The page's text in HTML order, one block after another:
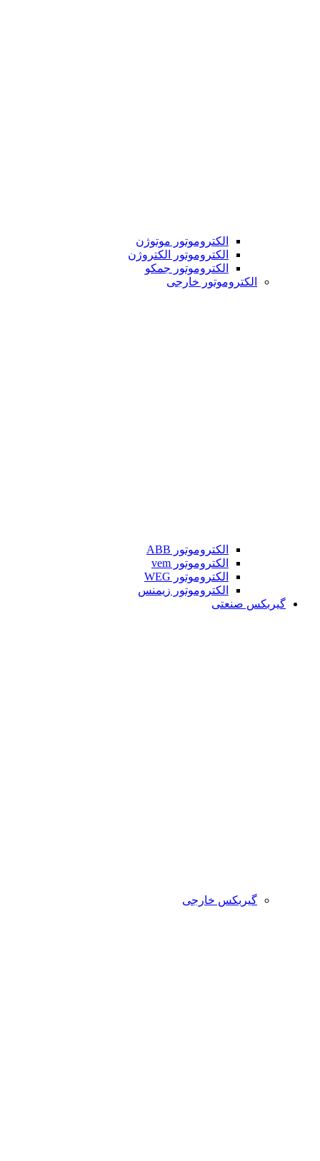
الکتروموتور موتوژن
الکتروموتور الکتروژن
الکتروموتور جمکو
الکتروموتور خارجی
الکتروموتور ABB
الکتروموتور vem
الکتروموتور WEG
الکتروموتور زیمنس
گیربکس صنعتی
گیربکس خارجی